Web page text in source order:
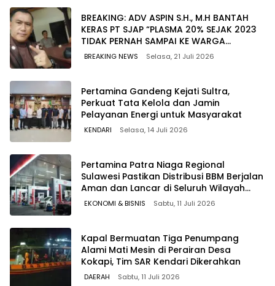
BREAKING: ADV ASPIN S.H., M.H BANTAH
KERAS PT SJAP “PLASMA 20% SEJAK 2023
TIDAK PERNAH SAMPAI KE WARGA
WAWOONE!
BREAKING NEWS Selasa, 21 Juli 2026
Pertamina Gandeng Kejati Sultra,
Perkuat Tata Kelola dan Jamin
Pelayanan Energi untuk Masyarakat
KENDARI Selasa, 14 Juli 2026
Pertamina Patra Niaga Regional
Sulawesi Pastikan Distribusi BBM Berjalan
Aman dan Lancar di Seluruh Wilayah
Sulawesi
EKONOMI & BISNIS Sabtu, 11 Juli 2026
Kapal Bermuatan Tiga Penumpang
Alami Mati Mesin di Perairan Desa
Kokapi, Tim SAR Kendari Dikerahkan
DAERAH Sabtu, 11 Juli 2026